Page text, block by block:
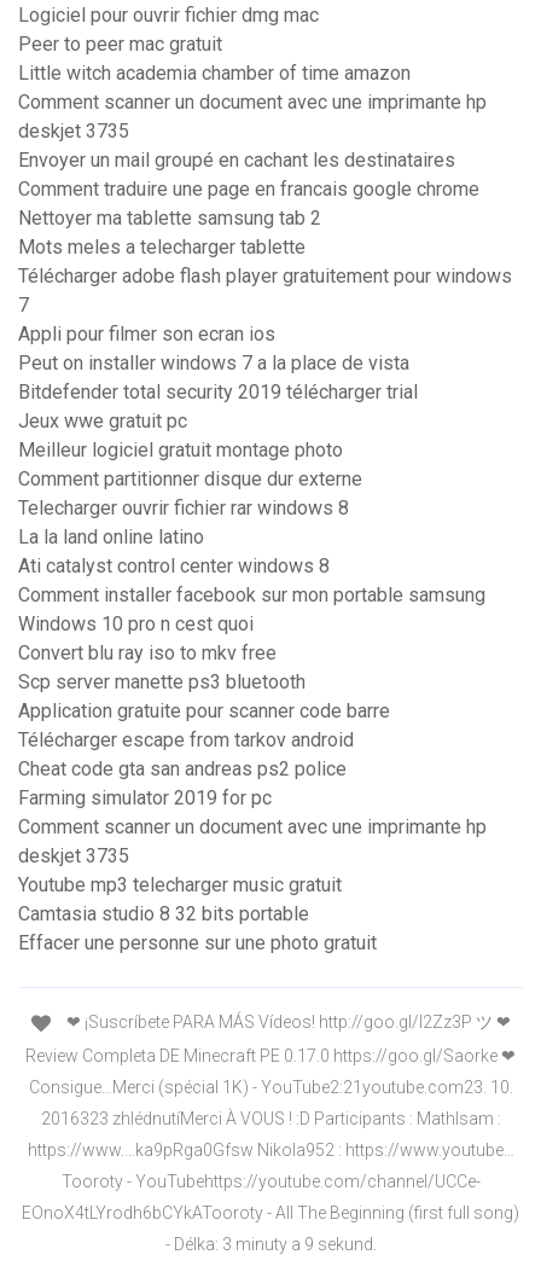
Logiciel pour ouvrir fichier dmg mac
Peer to peer mac gratuit
Little witch academia chamber of time amazon
Comment scanner un document avec une imprimante hp
deskjet 3735
Envoyer un mail groupé en cachant les destinataires
Comment traduire une page en francais google chrome
Nettoyer ma tablette samsung tab 2
Mots meles a telecharger tablette
Télécharger adobe flash player gratuitement pour windows
7
Appli pour filmer son ecran ios
Peut on installer windows 7 a la place de vista
Bitdefender total security 2019 télécharger trial
Jeux wwe gratuit pc
Meilleur logiciel gratuit montage photo
Comment partitionner disque dur externe
Telecharger ouvrir fichier rar windows 8
La la land online latino
Ati catalyst control center windows 8
Comment installer facebook sur mon portable samsung
Windows 10 pro n cest quoi
Convert blu ray iso to mkv free
Scp server manette ps3 bluetooth
Application gratuite pour scanner code barre
Télécharger escape from tarkov android
Cheat code gta san andreas ps2 police
Farming simulator 2019 for pc
Comment scanner un document avec une imprimante hp
deskjet 3735
Youtube mp3 telecharger music gratuit
Camtasia studio 8 32 bits portable
Effacer une personne sur une photo gratuit
❤ ¡Suscríbete PARA MÁS Vídeos! http://goo.gl/l2Zz3P ツ ❤
Review Completa DE Minecraft PE 0.17.0 https://goo.gl/Saorke ❤
Consigue…Merci (spécial 1K) - YouTube2:21youtube.com23. 10.
2016323 zhlédnutíMerci À VOUS ! :D Participants : MathIsam :
https://www.…ka9pRga0Gfsw Nikola952 : https://www.youtube…
Tooroty - YouTubehttps://youtube.com/channel/UCCe-
EOnoX4tLYrodh6bCYkATooroty - All The Beginning (first full song)
- Délka: 3 minuty a 9 sekund.